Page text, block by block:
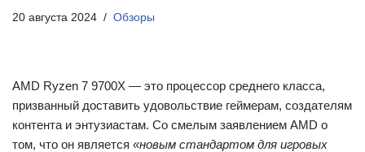
20 августа 2024 Обзоры
AMD Ryzen 7 9700X — это процессор среднего класса,
призванный доставить удовольствие геймерам, создателям
контента и энтузиастам. Со смелым заявлением AMD о
том, что он является «новым стандартом для игровых